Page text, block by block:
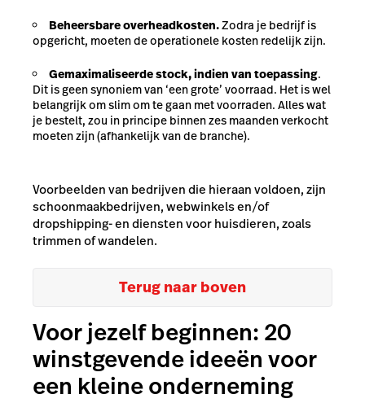
Beheersbare overheadkosten.Zodra je bedrijf is
opgericht, moeten de operationele kosten redelijk zijn.
Gemaximaliseerde stock, indien van toepassing.
Dit is geen synoniem van ‘een grote’ voorraad. Het is wel
belangrijk om slim om te gaan met voorraden. Alles wat
je bestelt, zou in principe binnen zes maanden verkocht
moeten zijn (afhankelijk van de branche).
Voorbeelden van bedrijven die hieraan voldoen, zijn
schoonmaakbedrijven, webwinkels en/of
dropshipping- en diensten voor huisdieren, zoals
trimmen of wandelen.
Terug naar boven
Voor jezelf beginnen: 20
winstgevende ideeën voor
een kleine onderneming